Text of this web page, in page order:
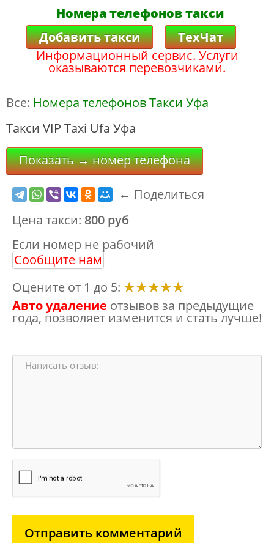
Номера телефонов такси
Добавить такси
ТехЧат
Информационный сервис. Услуги
оказываются перевозчиками.
Все: Номера телефонов Такси Уфа
Такси VIP Taxi Ufa Уфа
Показать → номер телефона
← Поделиться
Цена такси: 800 руб
Если номер не рабочий
Сообщите нам
Оцените от 1 до 5:
Авто удаление отзывов за предыдущие
года, позволяет изменится и стать лучше!
Отправить комментарий